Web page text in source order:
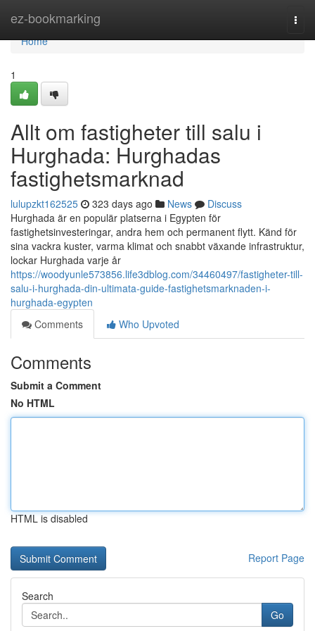
ez-bookmarking
Home
Home
1
Allt om fastigheter till salu i
Hurghada: Hurghadas
fastighetsmarknad
lulupzkt162525 323 days ago News
Discuss
Hurghada är en populär platserna i Egypten för
fastighetsinvesteringar, andra hem och permanent flytt. Känd för
sina vackra kuster, varma klimat och snabbt växande infrastruktur,
lockar Hurghada varje år
https://woodyunle573856.life3dblog.com/34460497/fastigheter-till-
salu-i-hurghada-din-ultimata-guide-fastighetsmarknaden-i-
hurghada-egypten
Comments
Who Upvoted
Comments
Submit a Comment
No HTML
HTML is disabled
Report Page
Search
Go